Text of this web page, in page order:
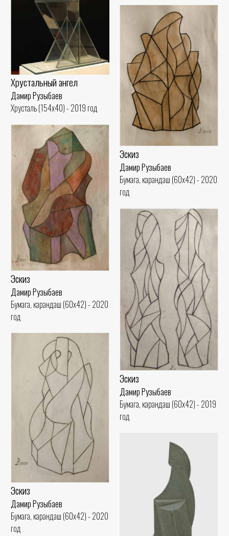
Хрустальный ангел
Дамир Рузыбаев
Хрусталь (154x40) - 2019 год
Эскиз
Дамир Рузыбаев
Бумага, карандаш (60x42) - 2020
год
Эскиз
Дамир Рузыбаев
Бумага, карандаш (60x42) - 2020
год
Эскиз
Дамир Рузыбаев
Бумага, карандаш (60x42) - 2019
год
Эскиз
Дамир Рузыбаев
Бумага, карандаш (60x42) - 2020
год